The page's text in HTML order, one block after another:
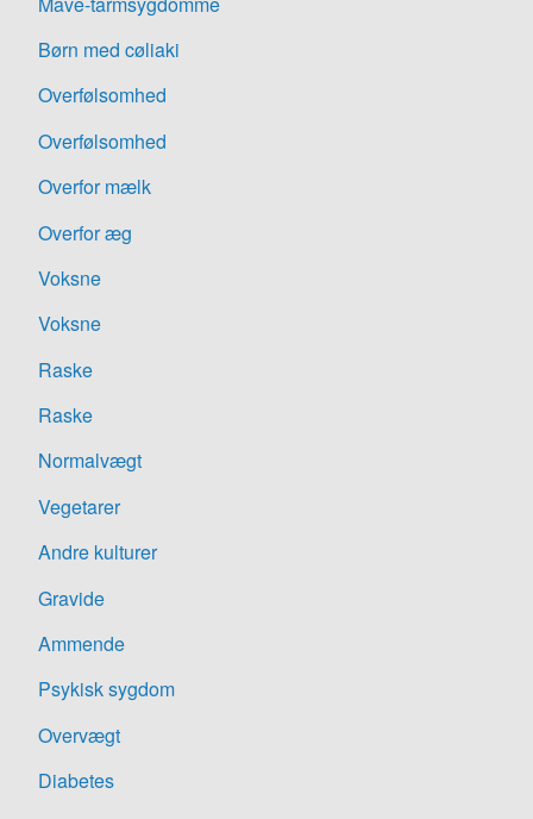
Børn med cøliaki
Overfølsomhed
Overfølsomhed
Overfor mælk
Overfor æg
Voksne
Voksne
Raske
Raske
Normalvægt
Vegetarer
Andre kulturer
Gravide
Ammende
Psykisk sygdom
Overvægt
Diabetes